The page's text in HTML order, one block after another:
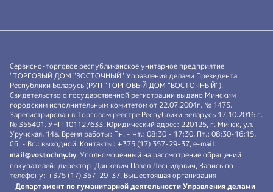
Сервисно-торговое республиканское унитарное предприятие
"ТОРГОВЫЙ ДОМ "ВОСТОЧНЫЙ" Управления делами Президента
Республики Беларусь (РУП "ТОРГОВЫЙ ДОМ "ВОСТОЧНЫЙ").
Свидетельство о государственной регистрации выдано Минским
городским исполнительным комитетом от 22.07.2004г. № 1475.
Зарегистрирован в Торговом реестре Республики Беларусь 17.10.2016 г.
№ 355491. УНП 101127633. Юридический адрес: 220125, г. Минск, ул.
Уручская, 14а. Время работы: Пн. - Чт.: 08:30 - 17:30, Пт.: 08:30-16:15,
Сб. - Вс.: выходной. Контакты: +375 (17) 357-29-37, e-mail:
mail@vostochny.by. Уполномоченный на рассмотрение обращений
покупателей: директор Дашкевич Павел Леонидович, Запись по
телефону: +375 (17) 357-29-37. Вышестоящая организация
- Департамент по гуманитарной деятельности Управления делами